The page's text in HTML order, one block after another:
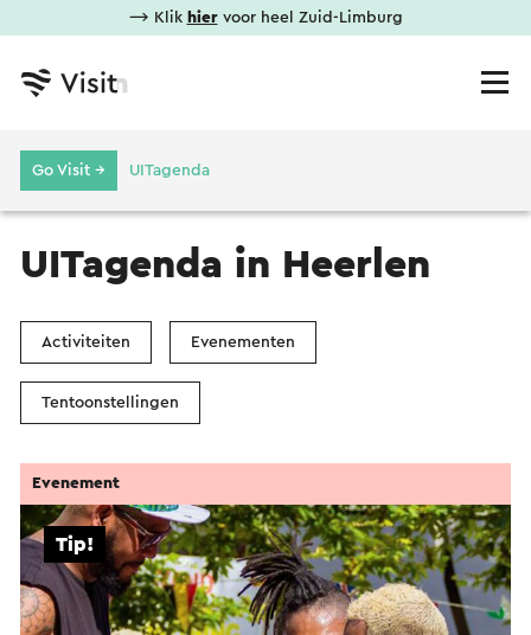
⟶ Klik hiervoor heel Zuid-Limburg
Go Visit → UITagenda
UITagenda in Heerlen
Activiteiten Evenementen
Tentoonstellingen
Tip!
Evenement